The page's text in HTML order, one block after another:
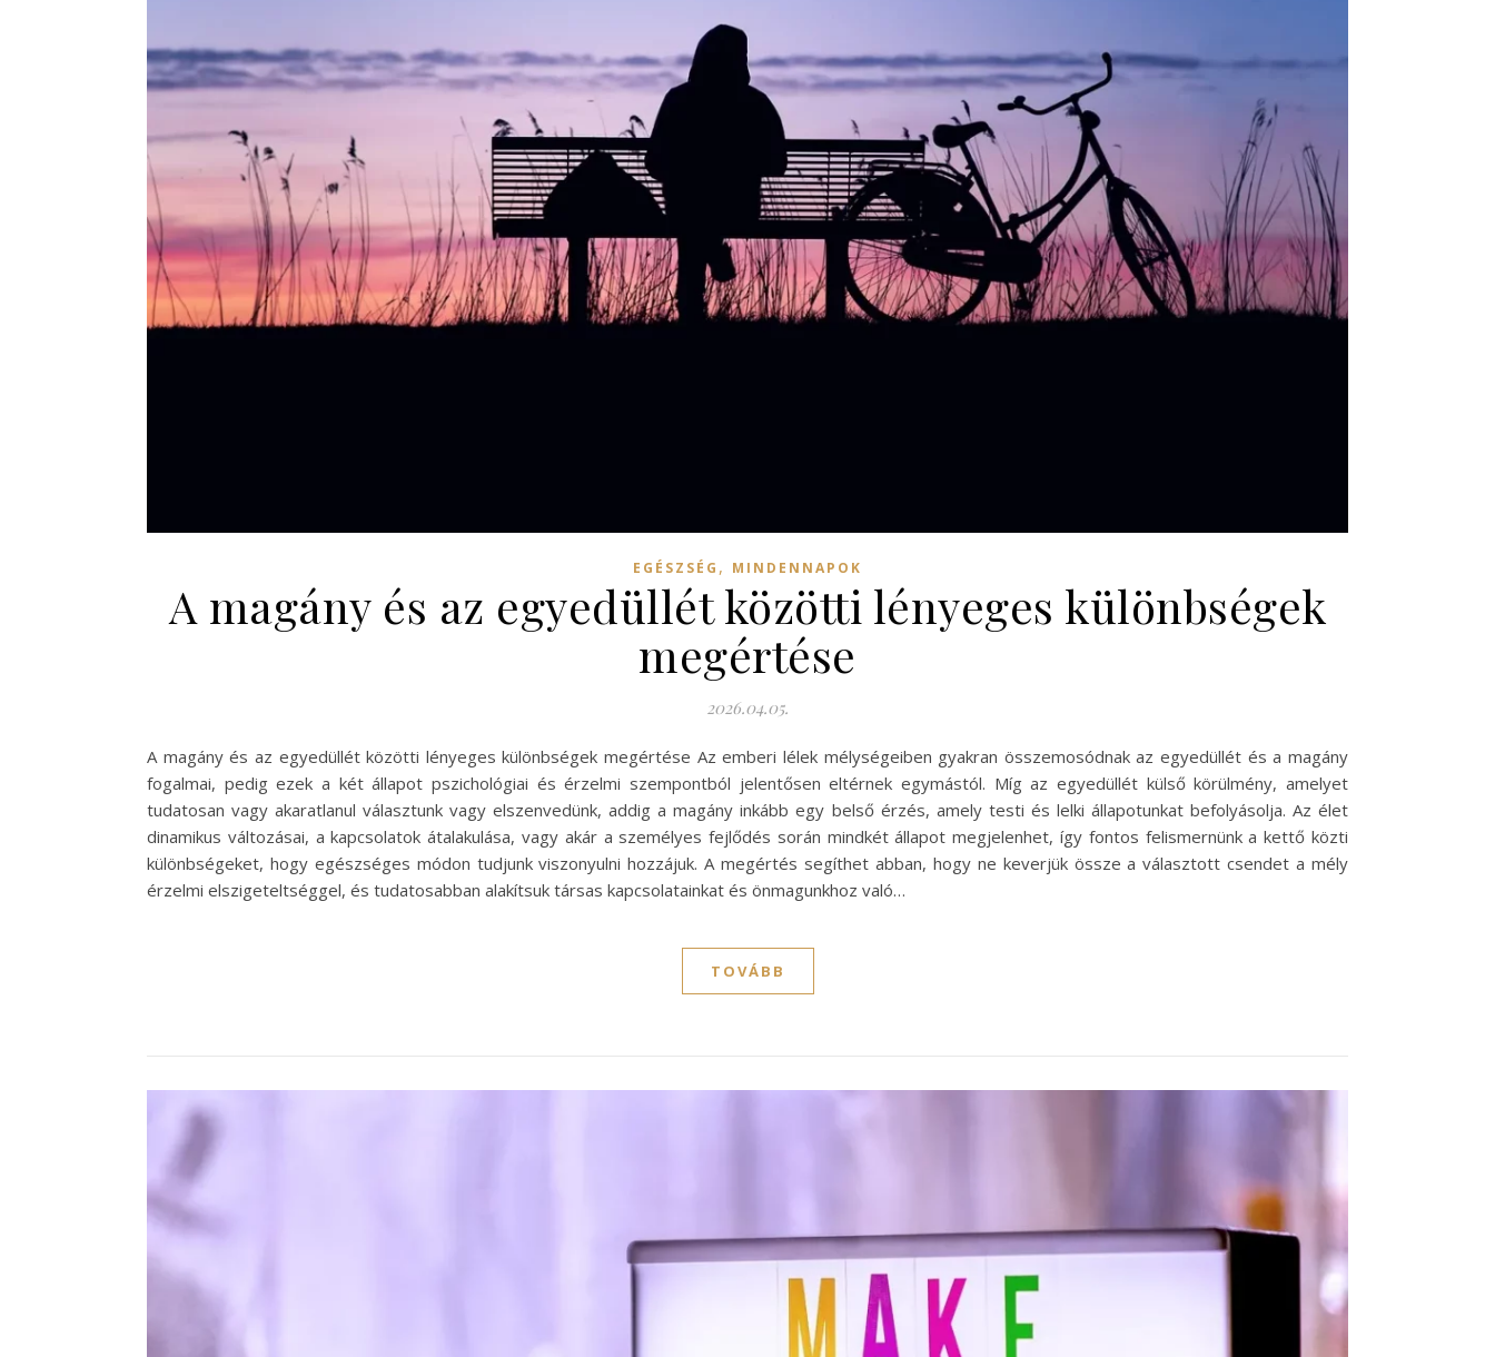
EGÉSZSÉG , MINDENNAPOK
A magány és az egyedüllét közötti lényeges különbségek
megértése
2026.04.05.
A magány és az egyedüllét közötti lényeges különbségek megértése Az emberi lélek mélységeiben gyakran összemosódnak az egyedüllét és a magány
fogalmai, pedig ezek a két állapot pszichológiai és érzelmi szempontból jelentősen eltérnek egymástól. Míg az egyedüllét külső körülmény, amelyet
tudatosan vagy akaratlanul választunk vagy elszenvedünk, addig a magány inkább egy belső érzés, amely testi és lelki állapotunkat befolyásolja. Az élet
dinamikus változásai, a kapcsolatok átalakulása, vagy akár a személyes fejlődés során mindkét állapot megjelenhet, így fontos felismernünk a kettő közti
különbségeket, hogy egészséges módon tudjunk viszonyulni hozzájuk. A megértés segíthet abban, hogy ne keverjük össze a választott csendet a mély
érzelmi elszigeteltséggel, és tudatosabban alakítsuk társas kapcsolatainkat és önmagunkhoz való…
TOVÁBB